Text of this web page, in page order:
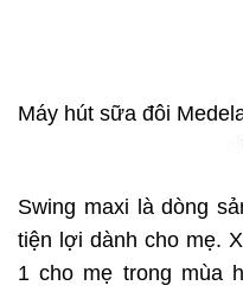
Máy hút sữa đôi
Swing maxi là dòng
tiện lợi dành cho mẹ.
1 cho mẹ trong mùa